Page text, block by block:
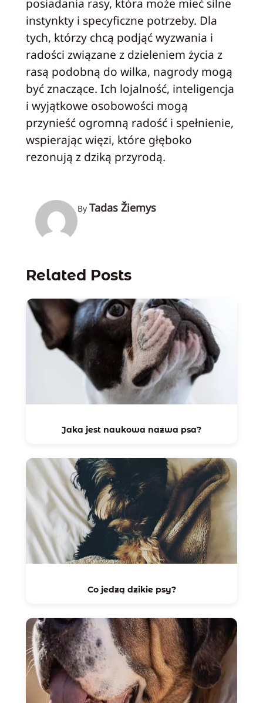
instynkty i specyficzne potrzeby. Dla
tych, którzy chcą podjąć wyzwania i
radości związane z dzieleniem życia z
rasą podobną do wilka, nagrody mogą
być znaczące. Ich lojalność, inteligencja
i wyjątkowe osobowości mogą
przynieść ogromną radość i spełnienie,
wspierając więzi, które głęboko
rezonują z dziką przyrodą.
By Tadas Žiemys
Related Posts
Jaka jest naukowa nazwa psa?
Co jedzą dzikie psy?